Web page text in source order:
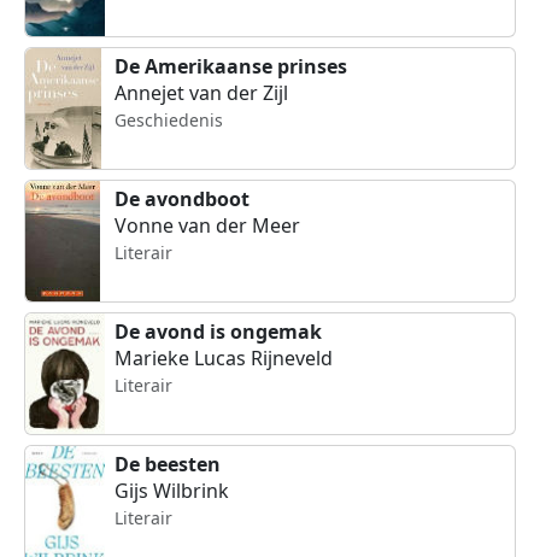
De Amerikaanse prinses
Annejet van der Zijl
Geschiedenis
De avondboot
Vonne van der Meer
Literair
De avond is ongemak
Marieke Lucas Rijneveld
Literair
De beesten
Gijs Wilbrink
Literair